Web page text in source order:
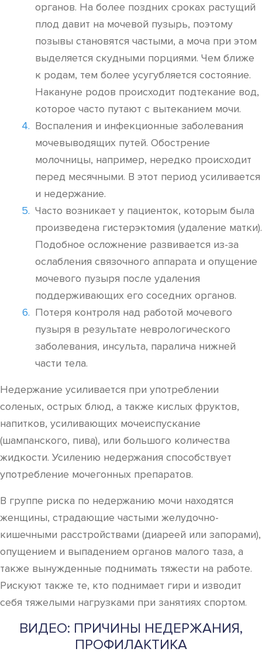
органов. На более поздних сроках растущий
плод давит на мочевой пузырь, поэтому
позывы становятся частыми, а моча при этом
выделяется скудными порциями. Чем ближе
к родам, тем более усугубляется состояние.
Накануне родов происходит подтекание вод,
которое часто путают с вытеканием мочи.
Воспаления и инфекционные заболевания
мочевыводящих путей. Обострение
молочницы, например, нередко происходит
перед месячными. В этот период усиливается
и недержание.
Часто возникает у пациенток, которым была
произведена гистерэктомия (удаление матки).
Подобное осложнение развивается из-за
ослабления связочного аппарата и опущение
мочевого пузыря после удаления
поддерживающих его соседних органов.
Потеря контроля над работой мочевого
пузыря в результате неврологического
заболевания, инсульта, паралича нижней
части тела.
Недержание усиливается при употреблении
соленых, острых блюд, а также кислых фруктов,
напитков, усиливающих мочеиспускание
(шампанского, пива), или большого количества
жидкости. Усилению недержания способствует
употребление мочегонных препаратов.
В группе риска по недержанию мочи находятся
женщины, страдающие частыми желудочно-
кишечными расстройствами (диареей или запорами),
опущением и выпадением органов малого таза, а
также вынужденные поднимать тяжести на работе.
Рискуют также те, кто поднимает гири и изводит
себя тяжелыми нагрузками при занятиях спортом.
ВИДЕО: ПРИЧИНЫ НЕДЕРЖАНИЯ,
ПРОФИЛАКТИКА